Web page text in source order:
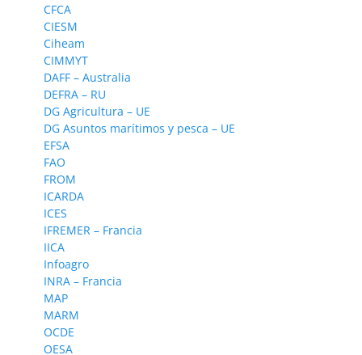
CFCA
CIESM
Ciheam
CIMMYT
DAFF – Australia
DEFRA – RU
DG Agricultura – UE
DG Asuntos marítimos y pesca – UE
EFSA
FAO
FROM
ICARDA
ICES
IFREMER – Francia
IICA
Infoagro
INRA – Francia
MAP
MARM
OCDE
OESA